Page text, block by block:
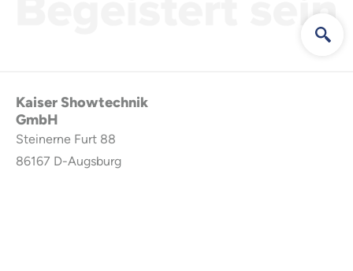
Kaiser Showtechnik
GmbH
Steinerne Furt 88
86167 D-Augsburg